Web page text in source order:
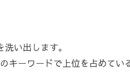
い出します。
ーワードで上位を占めてい